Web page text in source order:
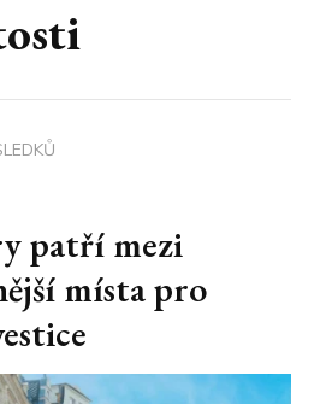
patří mezi
místa pro